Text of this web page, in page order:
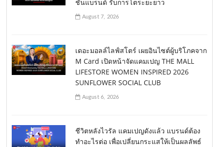
ชันแบรนด์ รับการโตระยะยาว
August 7, 2026
เดอะมอลล์ไลฟ์สโตร์ เผยอินไซต์ผู้บริโภคจาก
M Card เปิดหน้าจัดแคมเปญ THE MALL
LIFESTORE WOMEN INSPIRED 2026
SUNFLOWER SOCIAL CLUB
August 6, 2026
ชีวิตหลังไวรัล แคมเปญดังแล้ว แบรนด์ต้อง
ทำอะไรต่อ เพื่อเปลี่ยนกระแสให้เป็นผลลัพธ์